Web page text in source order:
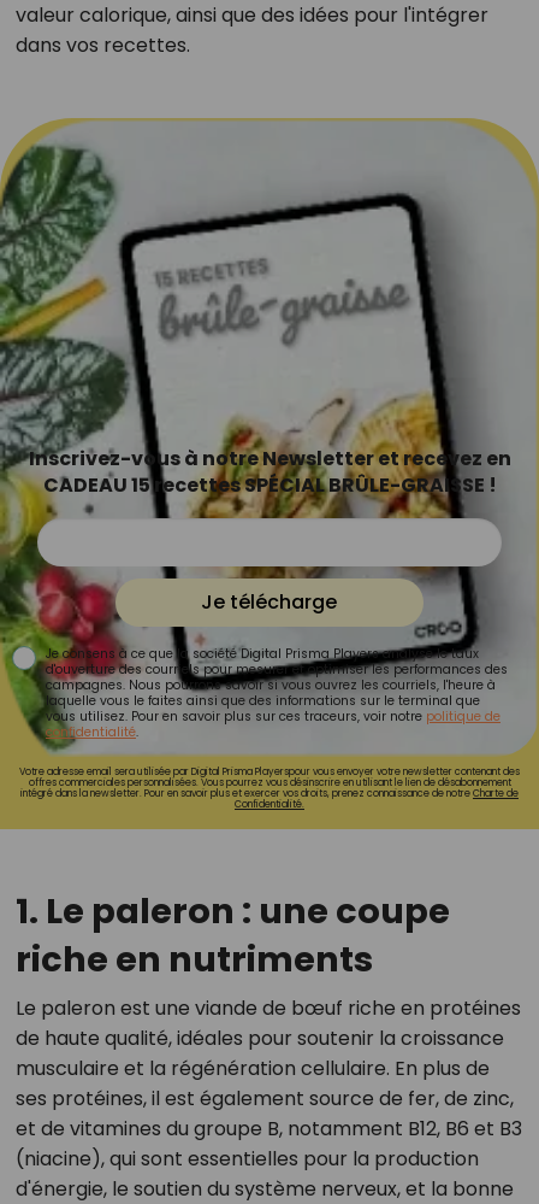
valeur calorique, ainsi que des idées pour l'intégrer
dans vos recettes.
Inscrivez-vous à notre Newsletter et recevez en
CADEAU 15 recettes SPÉCIAL BRÛLE-GRAISSE !
Je télécharge
Je consens à ce que la société Digital Prisma Players analyse le taux
d'ouverture des courriels pour mesurer et optimiser les performances des
campagnes. Nous pourrons savoir si vous ouvrez les courriels, l'heure à
laquelle vous le faites ainsi que des informations sur le terminal que
vous utilisez. Pour en savoir plus sur ces traceurs, voir notre politique de
confidentialité.
Votre adresse email sera utilisée par Digital Prisma Playerspour vous envoyer votre newsletter contenant des
offres commerciales personnalisées. Vous pourrez vous désinscrire en utilisant le lien de désabonnement
intégré dans la newsletter. Pour en savoir plus et exercer vos droits, prenez connaissance de notreCharte de
Confidentialité.
1. Le paleron : une coupe
riche en nutriments
Le paleron est une viande de bœuf riche en protéines
de haute qualité, idéales pour soutenir la croissance
musculaire et la régénération cellulaire. En plus de
ses protéines, il est également source de fer, de zinc,
et de vitamines du groupe B, notamment B12, B6 et B3
(niacine), qui sont essentielles pour la production
d'énergie, le soutien du système nerveux, et la bonne